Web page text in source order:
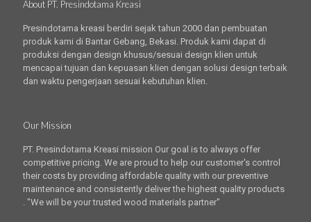
About PT. Presindotama Kreasi
Presindotama kreasi berdiri sejak tahun 2000 dan pembuatan
produk kami di Bantar Gebang, Bekasi. Produk kami dapat di
produksi dengan design khusus/sesuai design klien untuk
mencapai tujuan dan kepuasan klien dengan solusi design terbaik
dan waktu pengerjaan sesuai kebutuhan klien.
Our Mission
PT. Presindotama Kreasi mission Our goal is to always offer
competitive pricing. We are proud to help our customer's control
their costs by providing affordable quality with our preventive
maintenance and consistently deliver the highest quality products
. "We will be your trusted wood materials partner"